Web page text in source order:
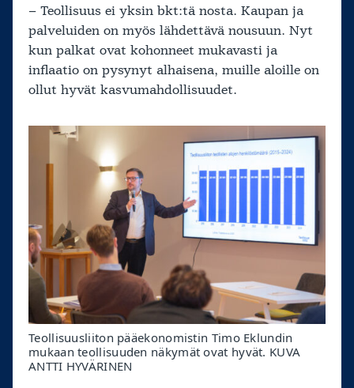
– Teollisuus ei yksin bkt:tä nosta. Kaupan ja
palveluiden on myös lähdettävä nousuun. Nyt
kun palkat ovat kohonneet mukavasti ja
inflaatio on pysynyt alhaisena, muille aloille on
ollut hyvät kasvumahdollisuudet.
Teollisuusliiton pääekonomistin Timo Eklundin
mukaan teollisuuden näkymät ovat hyvät. KUVA
ANTTI HYVÄRINEN